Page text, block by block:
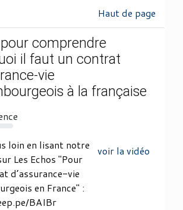
Haut de page
comprendre
il faut un contrat
vie
à la française
voir la vidéo
loin en lisant notre
Les Echos "Pour
d’assurance-vie
en France" :
BAIBr